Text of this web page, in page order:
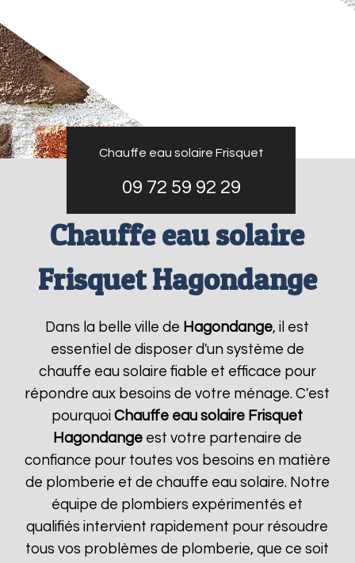
Chauffe eau solaire Frisquet
09 72 59 92 29
Chauffe eau solaire
Frisquet Hagondange
Dans la belle ville de Hagondange, il est
essentiel de disposer d'un système de
chauffe eau solaire fiable et efficace pour
répondre aux besoins de votre ménage. C'est
pourquoiChauffe eau solaire Frisquet
Hagondangeest votre partenaire de
confiance pour toutes vos besoins en matière
de plomberie et de chauffe eau solaire. Notre
équipe de plombiers expérimentés et
qualifiés intervient rapidement pour résoudre
tous vos problèmes de plomberie, que ce soit